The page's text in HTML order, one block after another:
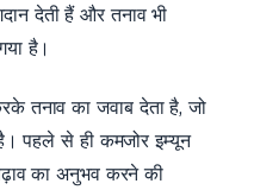
देती हैं और तनाव भी
है।
तनाव का जवाब देता है, जो
पहले से ही कमजोर इम्यून
का अनुभव करने की